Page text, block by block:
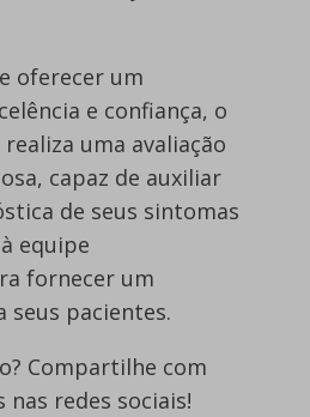
oferecer um
e confiança, o
uma avaliação
capaz de auxiliar
de seus sintomas
equipe
fornecer um
seus pacientes.
Compartilhe com
nas redes sociais!